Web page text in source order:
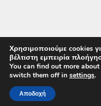
Copyright 2015 ACE Power
ΚΑΛΕΣΤΕ ΜΑΣ
Χρησιμοποιούμε cookies
βέλτιστη εμπειρία
You can find out more
switch them off in settings.
Αποδοχή